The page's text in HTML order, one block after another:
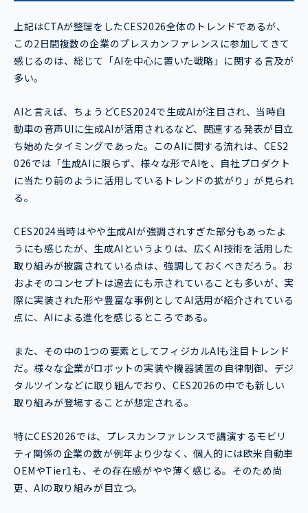
上記はCTAが整理をしたCES2026全体のトレンドであるが、
この2日間複数の企業のプレスカンファレンスに参加してきて
感じるのは、総じて「AIを中心に置いた戦略」に関する言及が
多い。
AIと言えば、ちょうどCES2024で生成AIが注目され、当時自
動車の音声UIに生成AIが活用されるなど、関連する発表が目立
ち始めたタイミングであった。このAIに関する流れは、CES2
026では「生成AIに限らず、様々な形でAIを、自社プロダクト
に当たり前のように活用しているトレンドの拡がり」が見られ
る。
CES2024当時はやや生成AIが強調されすぎた部分もあったよ
うにも感じたが、生成AIというよりは、広くAI技術を活用した
取り組みが披露されている点は、強調しておくべきだろう。お
およそのコンセプトは過去にも示されていることも多いが、実
際に実装された形や豊富な事例としてAI活用が紹介されている
点に、AIによる進化を感じるところである。
また、その中の1つの要素としてフィジカルAIも注目トレンド
だ。様々な企業がロボットの実装や機器装置の自律制御、デジ
タルツインなどに取り組んでおり、CES2026の中でも新しい
取り組みが登場することが想定される。
特にCES2026では、プレスカンファレンスで講演するモビリ
ティ関係の企業の数が例年より少なく、個人的には欧米自動車
OEMやTier1も、その存在感がやや薄く感じる。そのため尚
更、AIの取り組みが目立つ。